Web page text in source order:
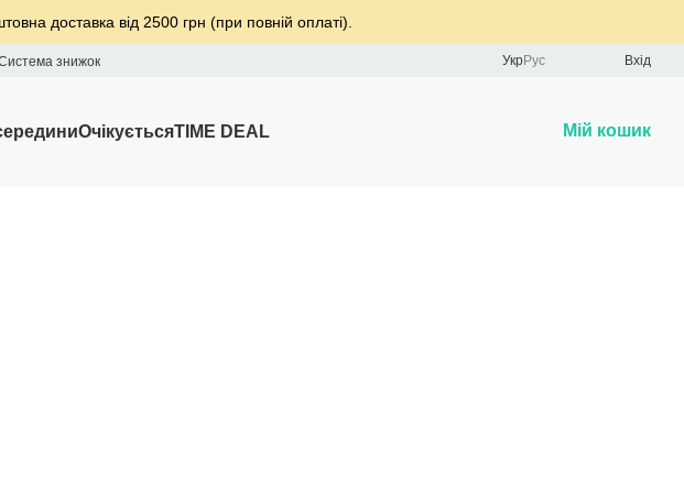
доставка від 2500 грн (при повній оплаті).
знижок УкрРус Вхід
ОчікуєтьсяTIME DEAL Мій кошик